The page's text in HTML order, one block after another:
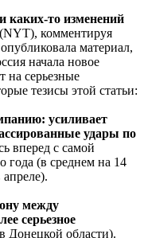
каких-то изменений
комментируя
материал,
начала новое
на серьезные
тезисы этой статьи:
усиливает
удары по
вперед с самой
года (в среднем на 14
между
серьезное
Донецкой области).